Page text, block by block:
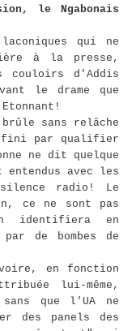
le Ngabonais
qui ne
à la presse,
couloirs d'Addis
le drame que
brûle sans relâche
fini par qualifier
ne dit quelque
avec les
radio! Le
ce ne sont pas
identifiera en
de bombes de
en fonction
lui-même,
que l'UA ne
des panels des